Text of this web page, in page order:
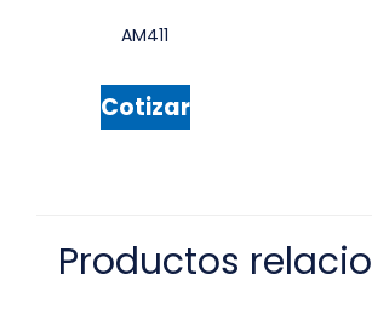
AM411
Cotizar
Productos